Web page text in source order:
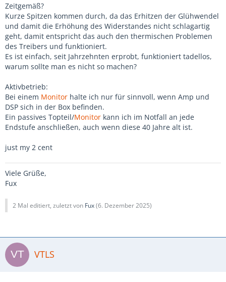
Zeitgemäß?
Kurze Spitzen kommen durch, da das Erhitzen der Glühwendel
und damit die Erhöhung des Widerstandes nicht schlagartig
geht, damit entspricht das auch den thermischen Problemen
des Treibers und funktioniert.
Es ist einfach, seit Jahrzehnten erprobt, funktioniert tadellos,
warum sollte man es nicht so machen?
Aktivbetrieb:
Bei einem Monitor halte ich nur für sinnvoll, wenn Amp und
DSP sich in der Box befinden.
Ein passives Topteil/Monitor kann ich im Notfall an jede
Endstufe anschließen, auch wenn diese 40 Jahre alt ist.
just my 2 cent
Viele Grüße,
Fux
2 Mal editiert, zuletzt von Fux(6. Dezember 2025)
VTLS